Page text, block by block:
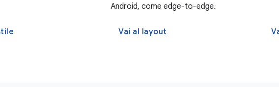
Android, come edge-to-edge.
Vai al layout